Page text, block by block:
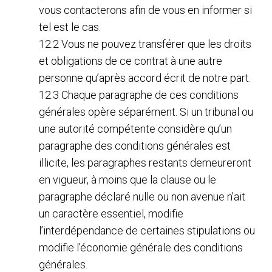
vous contacterons afin de vous en informer si
tel est le cas.
12.2 Vous ne pouvez transférer que les droits
et obligations de ce contrat à une autre
personne qu’après accord écrit de notre part.
12.3 Chaque paragraphe de ces conditions
générales opère séparément. Si un tribunal ou
une autorité compétente considère qu’un
paragraphe des conditions générales est
illicite, les paragraphes restants demeureront
en vigueur, à moins que la clause ou le
paragraphe déclaré nulle ou non avenue n’ait
un caractère essentiel, modifie
l’interdépendance de certaines stipulations ou
modifie l’économie générale des conditions
générales.